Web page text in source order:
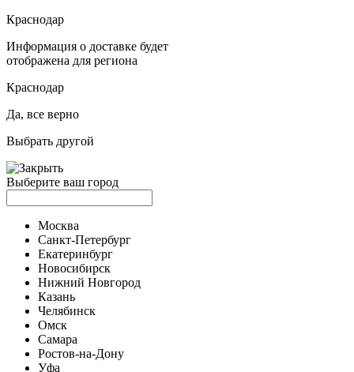
Краснодар
Информация о доставке будет
отображена для региона
Краснодар
Да, все верно
Выбрать другой
Выберите ваш город
Москва
Санкт-Петербург
Екатеринбург
Новосибирск
Нижний Новгород
Казань
Челябинск
Омск
Самара
Ростов-на-Дону
Уфа